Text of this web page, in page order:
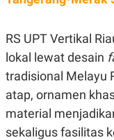
S
D
T
A
S
O
N
T
A
I
P
S
U
RS UPT Vertikal
lokal lewat desain
tradisional Melayu
atap, ornamen
material
sekaligus fasilitas